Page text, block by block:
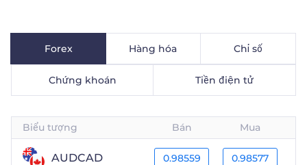
Tiếng Việt
Trader
Forex Hàng hóa Chỉ số
Chứng khoán Tiền điện tử
Biểu tượng Bán Mua
AUDCAD 0.98559 0.98577